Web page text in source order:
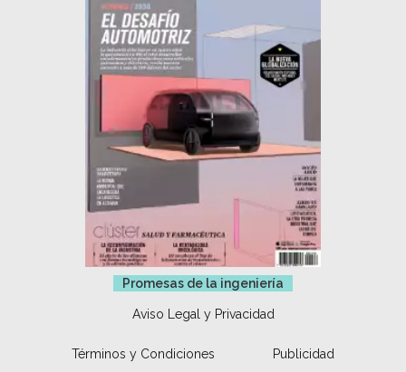
Promesas de la ingeniería
Aviso Legal y Privacidad
Términos y Condiciones Publicidad